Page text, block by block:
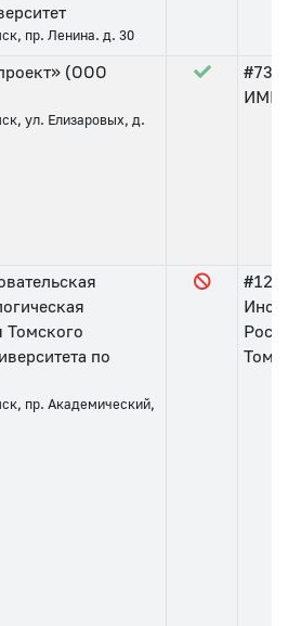
пр. Ленина. д. 30
(ООО
ул. Елизаровых, д.
#73
Томского
по
пр. Академический,
#125